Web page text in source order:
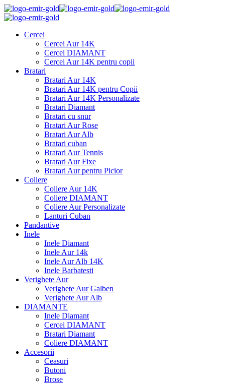
Cercei
Cercei Aur 14K
Cercei DIAMANT
Cercei Aur 14K pentru copii
Bratari
Bratari Aur 14K
Bratari Aur 14K pentru Copii
Bratari Aur 14K Personalizate
Bratari Diamant
Bratari cu snur
Bratari Aur Rose
Bratari Aur Alb
Bratari cuban
Bratari Aur Tennis
Bratari Aur Fixe
Bratari Aur pentru Picior
Coliere
Coliere Aur 14K
Coliere DIAMANT
Coliere Aur Personalizate
Lanturi Cuban
Pandantive
Inele
Inele Diamant
Inele Aur 14k
Inele Aur Alb 14K
Inele Barbatesti
Verighete Aur
Verighete Aur Galben
Verighete Aur Alb
DIAMANTE
Inele Diamant
Cercei DIAMANT
Bratari Diamant
Coliere DIAMANT
Accesorii
Ceasuri
Butoni
Brose